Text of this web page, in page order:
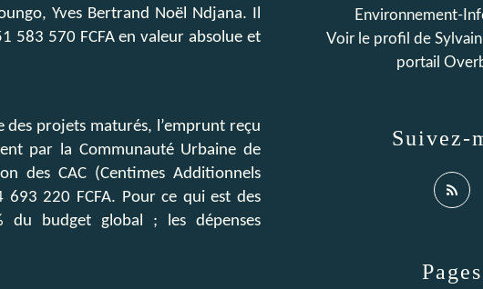
Yves Bertrand Noël Ndjana. Il
583 570 FCFA en valeur absolue et
projets maturés, l’emprunt reçu
par la Communauté Urbaine de
des CAC (Centimes Additionnels
220 FCFA. Pour ce qui est des
du budget global ; les dépenses
Pages
Environnement-
Voir le profil de
portail
Suivez-